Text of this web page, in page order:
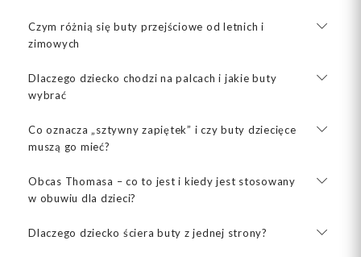
Czym różnią się buty przejściowe od letnich i
zimowych
Dlaczego dziecko chodzi na palcach i jakie buty
wybrać
Co oznacza „sztywny zapiętek” i czy buty dziecięce
muszą go mieć?
Obcas Thomasa – co to jest i kiedy jest stosowany
w obuwiu dla dzieci?
Dlaczego dziecko ściera buty z jednej strony?